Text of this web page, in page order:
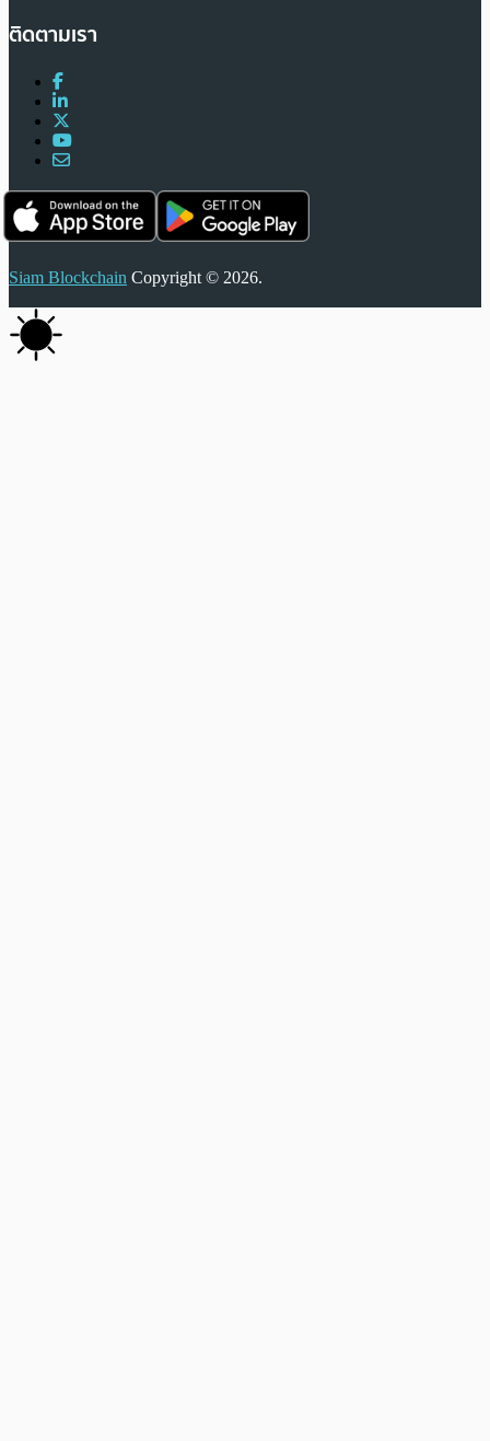
ติดตามเรา
Siam Blockchain Copyright © 2026.